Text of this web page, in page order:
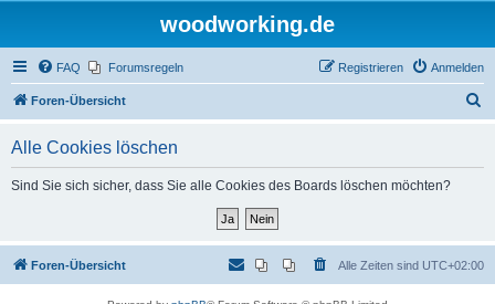
woodworking.de
FAQ Forumsregeln Anmelden
Registrieren
Foren-Übersicht
Alle Cookies löschen
Sind Sie sich sicher, dass Sie alle Cookies des Boards löschen möchten?
Foren-Übersicht Alle Zeiten sind UTC+02:00